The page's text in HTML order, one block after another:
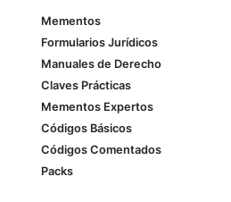
Mementos
Formularios Jurídicos
Manuales de Derecho
Claves Prácticas
Mementos Expertos
Códigos Básicos
Códigos Comentados
Packs